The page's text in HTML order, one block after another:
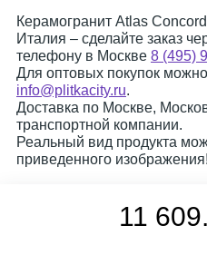
Керамогранит Atlas
Италия – сделайте заказ
телефону в Москве 8 (495)
Для оптовых покупок можно
info@plitkacity.ru.
Доставка по Москве,
транспортной компании.
Реальный вид продукта
приведенного изображения!
11